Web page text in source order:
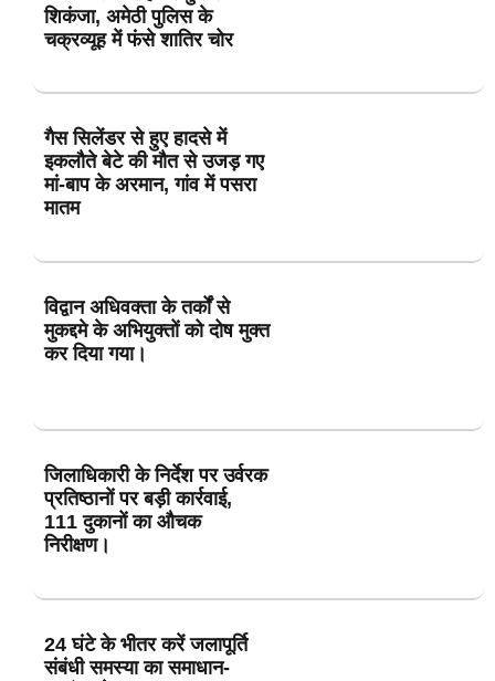
शिकंजा, अमेठी पुलिस के
चक्रव्यूह में फंसे शातिर चोर
गैस सिलेंडर से हुए हादसे में
इकलौते बेटे की मौत से उजड़ गए
मां-बाप के अरमान, गांव में पसरा
मातम
विद्वान अधिवक्ता के तर्कों से
मुकद्दमे के अभियुक्तों को दोष मुक्त
कर दिया गया।
जिलाधिकारी के निर्देश पर उर्वरक
प्रतिष्ठानों पर बड़ी कार्रवाई,
111 दुकानों का औचक
निरीक्षण।
24 घंटे के भीतर करें जलापूर्ति
संबंधी समस्या का समाधान-